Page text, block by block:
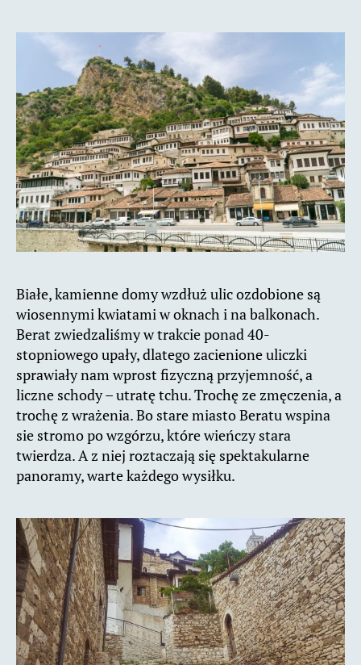
Białe, kamienne domy wzdłuż ulic ozdobione są
wiosennymi kwiatami w oknach i na balkonach.
Berat zwiedzaliśmy w trakcie ponad 40-
stopniowego upały, dlatego zacienione uliczki
sprawiały nam wprost fizyczną przyjemność, a
liczne schody – utratę tchu. Trochę ze zmęczenia, a
trochę z wrażenia. Bo stare miasto Beratu wspina
sie stromo po wzgórzu, które wieńczy stara
twierdza. A z niej roztaczają się spektakularne
panoramy, warte każdego wysiłku.